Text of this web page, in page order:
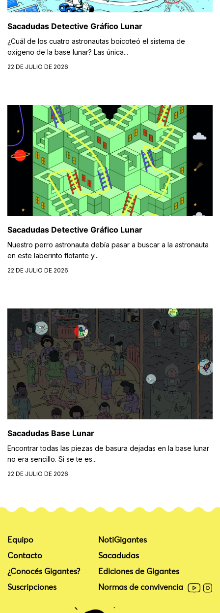
Sacadudas Detective Gráfico Lunar
¿Cuál de los cuatro astronautas boicoteó el sistema de
oxígeno de la base lunar? Las única...
22 DE JULIO DE 2026
Sacadudas Detective Gráfico Lunar
Nuestro perro astronauta debía pasar a buscar a la astronauta
en este laberinto flotante y...
22 DE JULIO DE 2026
Sacadudas Base Lunar
Encontrar todas las piezas de basura dejadas en la base lunar
no era sencillo. Si se te es...
22 DE JULIO DE 2026
Equipo
Contacto
¿Conocés Gigantes?
Suscripciones
NotiGigantes
Sacadudas
Ediciones de Gigantes
Normas de convivencia